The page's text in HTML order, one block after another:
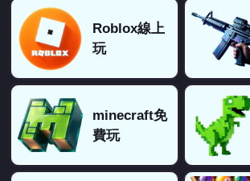
Roblox線上
玩
minecraft免
費玩